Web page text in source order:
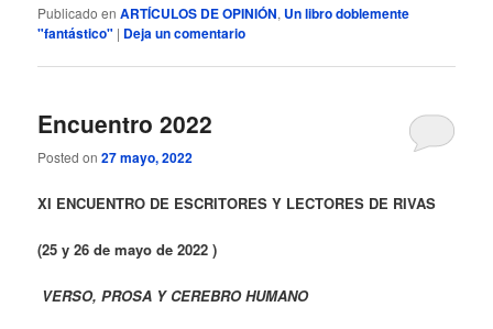
Publicado en ARTÍCULOS DE OPINIÓN, Un libro doblemente
"fantástico" | Deja un comentario
Encuentro 2022
Posted on27 mayo, 2022
XI ENCUENTRO DE ESCRITORES Y LECTORES DE RIVAS
(25 y 26 de mayo de 2022 )
VERSO, PROSA Y CEREBRO HUMANO